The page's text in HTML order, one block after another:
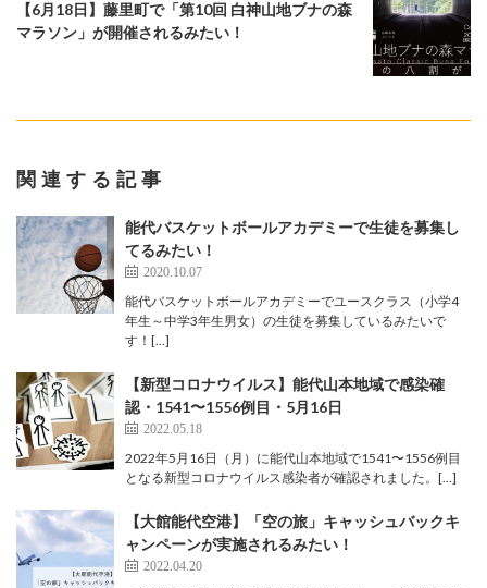
【6月18日】藤里町で「第10回 白神山地ブナの森
マラソン」が開催されるみたい！
関連する記事
能代バスケットボールアカデミーで生徒を募集し
てるみたい！
2020.10.07
能代バスケットボールアカデミーでユースクラス（小学4
年生～中学3年生男女）の生徒を募集しているみたいで
す！[…]
【新型コロナウイルス】能代山本地域で感染確
認・1541〜1556例目・5月16日
2022.05.18
2022年5月16日（月）に能代山本地域で1541〜1556例目
となる新型コロナウイルス感染者が確認されました。[…]
【大館能代空港】「空の旅」キャッシュバックキ
ャンペーンが実施されるみたい！
2022.04.20